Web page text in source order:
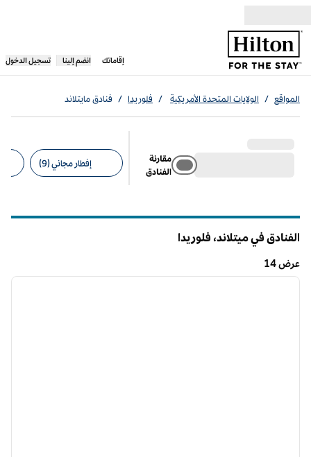
إقاماتك
، يفتح علامة تبويب جديدة
انضم إلينا تسجيل الدخول
المواقع / الولايات المتحدة الأمريكية / فلوريدا / فنادق مايتلاند
مقارنة
الفنادق
إفطار مجاني (9)
الفنادق في ميتلاند،
عرض 14
عرض 141 من 12
الصورة